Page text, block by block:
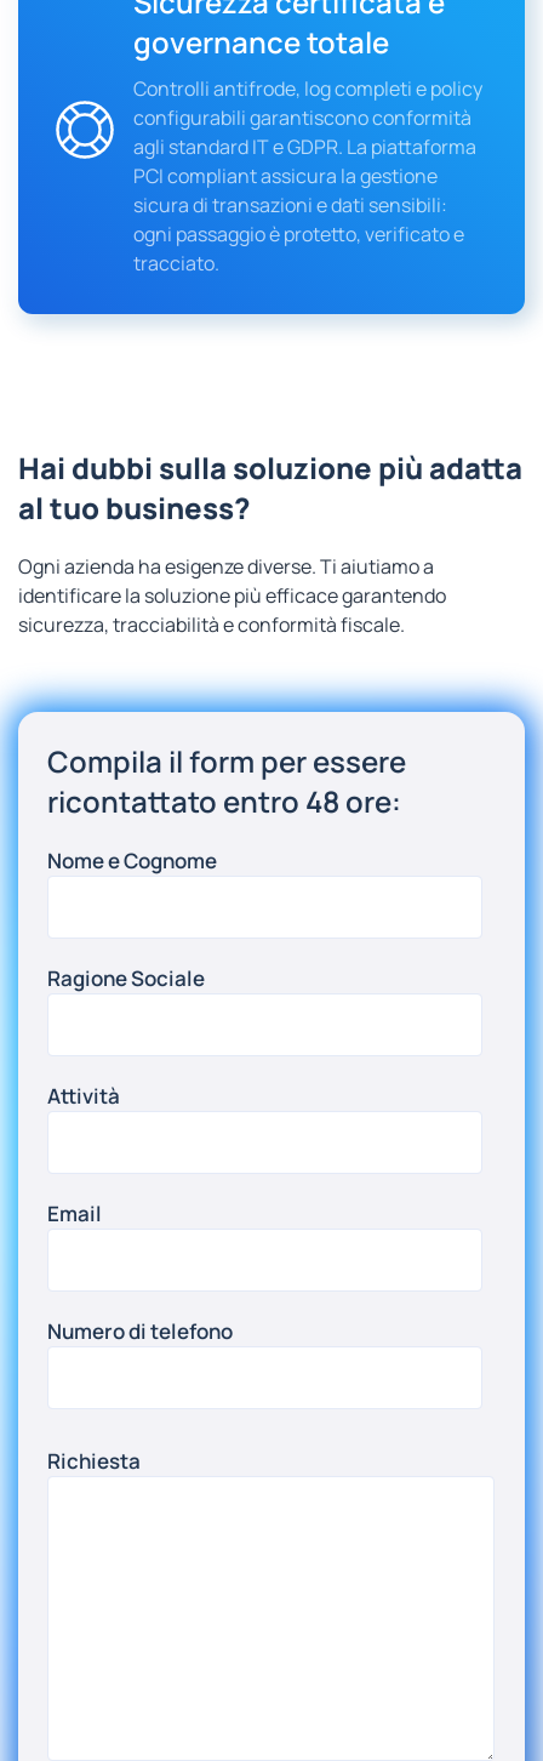
governance totale
Controlli antifrode, log completi e policy
configurabili garantiscono conformità
agli standard IT e GDPR. La piattaforma
PCI compliant assicura la gestione
sicura di transazioni e dati sensibili:
ogni passaggio è protetto, verificato e
tracciato.
Hai dubbi sulla soluzione più adatta
al tuo business?
Ogni azienda ha esigenze diverse. Ti aiutiamo a
identificare la soluzione più efficace garantendo
sicurezza, tracciabilità e conformità fiscale.
Compila il form per essere
ricontattato entro 48 ore:
Nome e Cognome
Ragione Sociale
Attività
Email
Numero di telefono
Richiesta